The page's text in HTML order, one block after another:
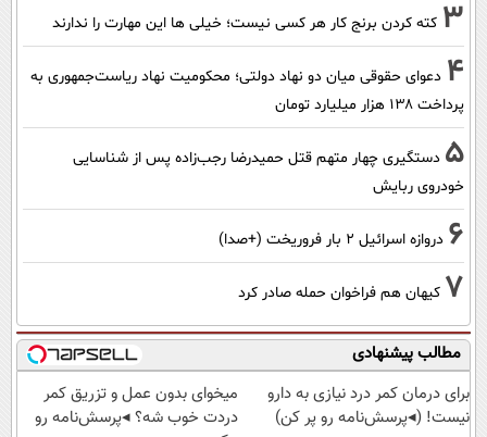
3 کته کردن برنج کار هر کسی نیست؛ خیلی ها این مهارت را ندارند
4 دعوای حقوقی میان دو نهاد دولتی؛ محکومیت نهاد ریاست‌جمهوری به
پرداخت ۱۳۸ هزار میلیارد تومان
5 دستگیری چهار متهم قتل حمیدرضا رجب‌زاده پس از شناسایی
خودروی ربایش
6 دروازه اسرائیل ۲ بار فروریخت (+صدا)
7 کیهان هم فراخوان حمله صادر کرد
مطالب پیشنهادی
برای درمان کمر درد نیازی به دارو
نیست! (◂پرسش‌نامه رو پر کن)
میخوای بدون عمل و تزریق کمر
دردت خوب شه؟ ◂پرسش‌نامه رو